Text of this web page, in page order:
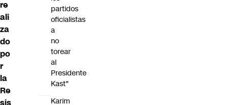
re
ali
za
do
po
r
la
Re
partidos
oficialistas
a
no
torear
al
Presidente
Kast"
Karim